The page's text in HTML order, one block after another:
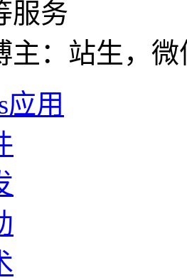
服务
主：站生，微
应用